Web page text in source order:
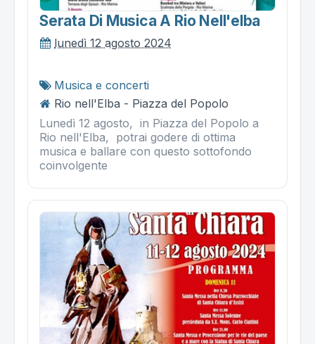
Serata Di Musica A Rio Nell'elba
lunedì 12 agosto 2024
Musica e concerti
Rio nell'Elba - Piazza del Popolo
Lunedì 12 agosto, in Piazza del Popolo a
Rio nell'Elba, potrai godere di ottima
musica e ballare con questo sottofondo
coinvolgente